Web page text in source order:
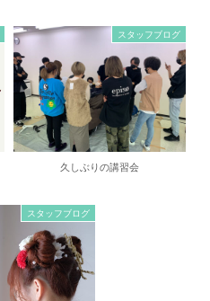
スタッフブログ
久しぶりの講習会
スタッフブログ